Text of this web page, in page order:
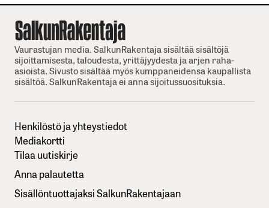
Vaurastujan media. SalkunRakentaja sisältää sisältöjä
sijoittamisesta, taloudesta, yrittäjyydesta ja arjen raha-
asioista. Sivusto sisältää myös kumppaneidensa kaupallista
sisältöä. SalkunRakentaja ei anna sijoitussuosituksia.
Henkilöstö ja yhteystiedot
Mediakortti
Tilaa uutiskirje
Anna palautetta
Sisällöntuottajaksi SalkunRakentajaan